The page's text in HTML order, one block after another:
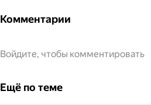
Комментарии
Войдите, чтобы комментировать
Ещё по теме